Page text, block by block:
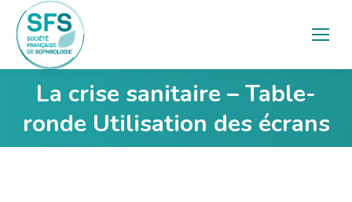
La crise sanitaire – Table-
ronde Utilisation des écrans